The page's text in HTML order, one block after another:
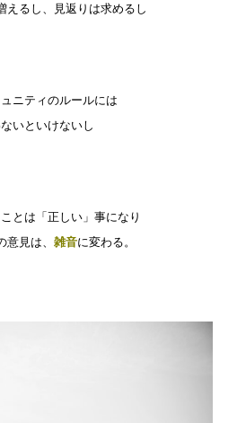
えるし、見返りは求めるし
ニティのルールには
いといけないし
とは「正しい」事になり
見は、 雑音に変わる。